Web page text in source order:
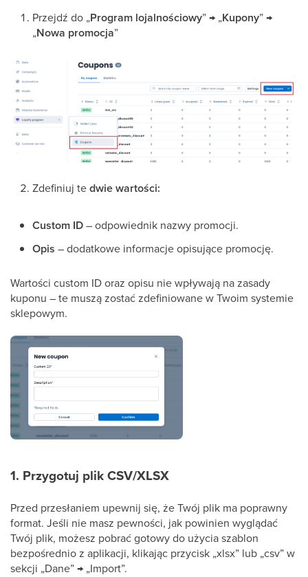
Przejdź do „Program lojalnościowy” → „Kupony” →
„Nowa promocja”
Zdefiniuj tedwie wartości:
Custom ID– odpowiednik nazwy promocji.
Opis – dodatkowe informacje opisujące promocję.
Wartości custom ID oraz opisu nie wpływają na zasady
kuponu – te muszą zostać zdefiniowane w Twoim systemie
sklepowym.
1. Przygotuj plik CSV/XLSX
Przed przesłaniem upewnij się, że Twój plik ma poprawny
format. Jeśli nie masz pewności, jak powinien wyglądać
Twój plik, możesz pobrać gotowy do użycia szablon
bezpośrednio z aplikacji, klikając przycisk „xlsx” lub „csv” w
sekcji „Dane” → „Import”.